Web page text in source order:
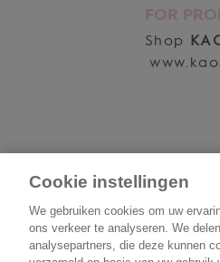
FOR
Shop
Cookie instellingen
We gebruiken cookies om uw
ons verkeer te analyseren. We
analysepartners, die deze kunnen